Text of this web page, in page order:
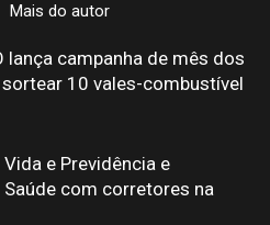
Mais do autor
lança campanha de mês dos
sortear 10 vales-combustível
e Previdência e
Saúde com corretores na